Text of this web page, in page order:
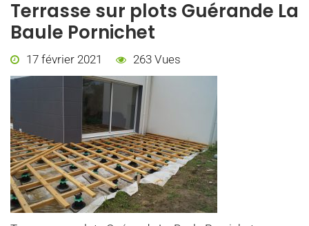
Terrasse sur plots Guérande La
Baule Pornichet
17 février 2021 263 Vues